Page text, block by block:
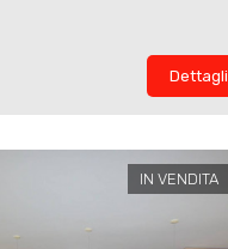
Dettagli
IN VENDITA